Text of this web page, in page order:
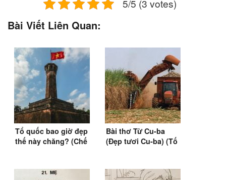
5/5 (3 votes)
Bài Viết Liên Quan:
Tổ quốc bao giờ đẹp
thế này chăng? (Chế
Bài thơ Từ Cu-ba
(Đẹp tươi Cu-ba) (Tố